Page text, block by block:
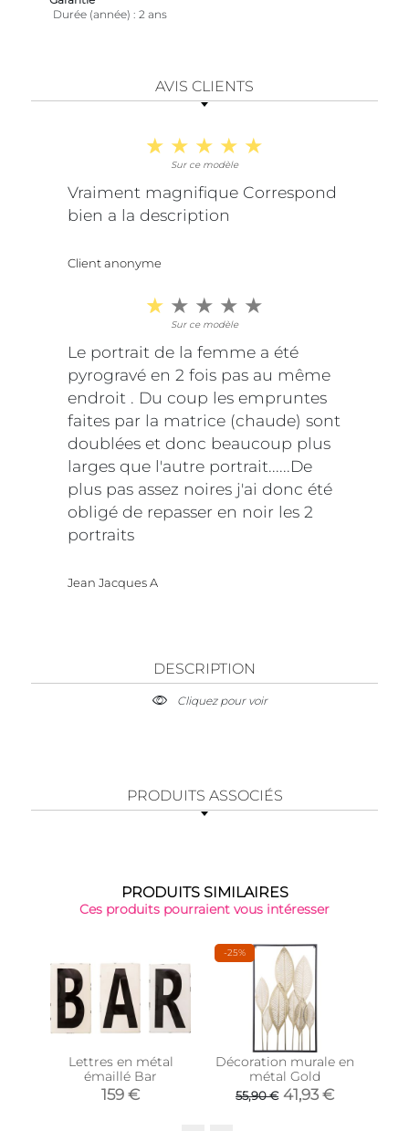
Durée (année)
2 ans
AVIS CLIENTS
Sur ce modèle
Vraiment magnifique Correspond
bien a la description
Client anonyme
Sur ce modèle
Le portrait de la femme a été
pyrogravé en 2 fois pas au même
endroit . Du coup les empruntes
faites par la matrice (chaude) sont
doublées et donc beaucoup plus
larges que l'autre portrait......De
plus pas assez noires j'ai donc été
obligé de repasser en noir les 2
portraits
Jean Jacques A
DESCRIPTION
Cliquez pour voir
PRODUITS ASSOCIÉS
PRODUITS SIMILAIRES
Ces produits pourraient vous intéresser
Lettres en métal
émaillé Bar
159 €
-25%
Décoration murale en
métal Gold
55,90 € 41,93 €